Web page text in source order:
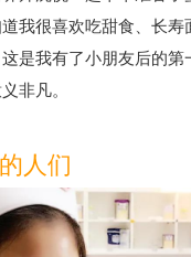
我很喜欢吃甜食、长寿
是我有了小朋友后的第
非凡。
人们